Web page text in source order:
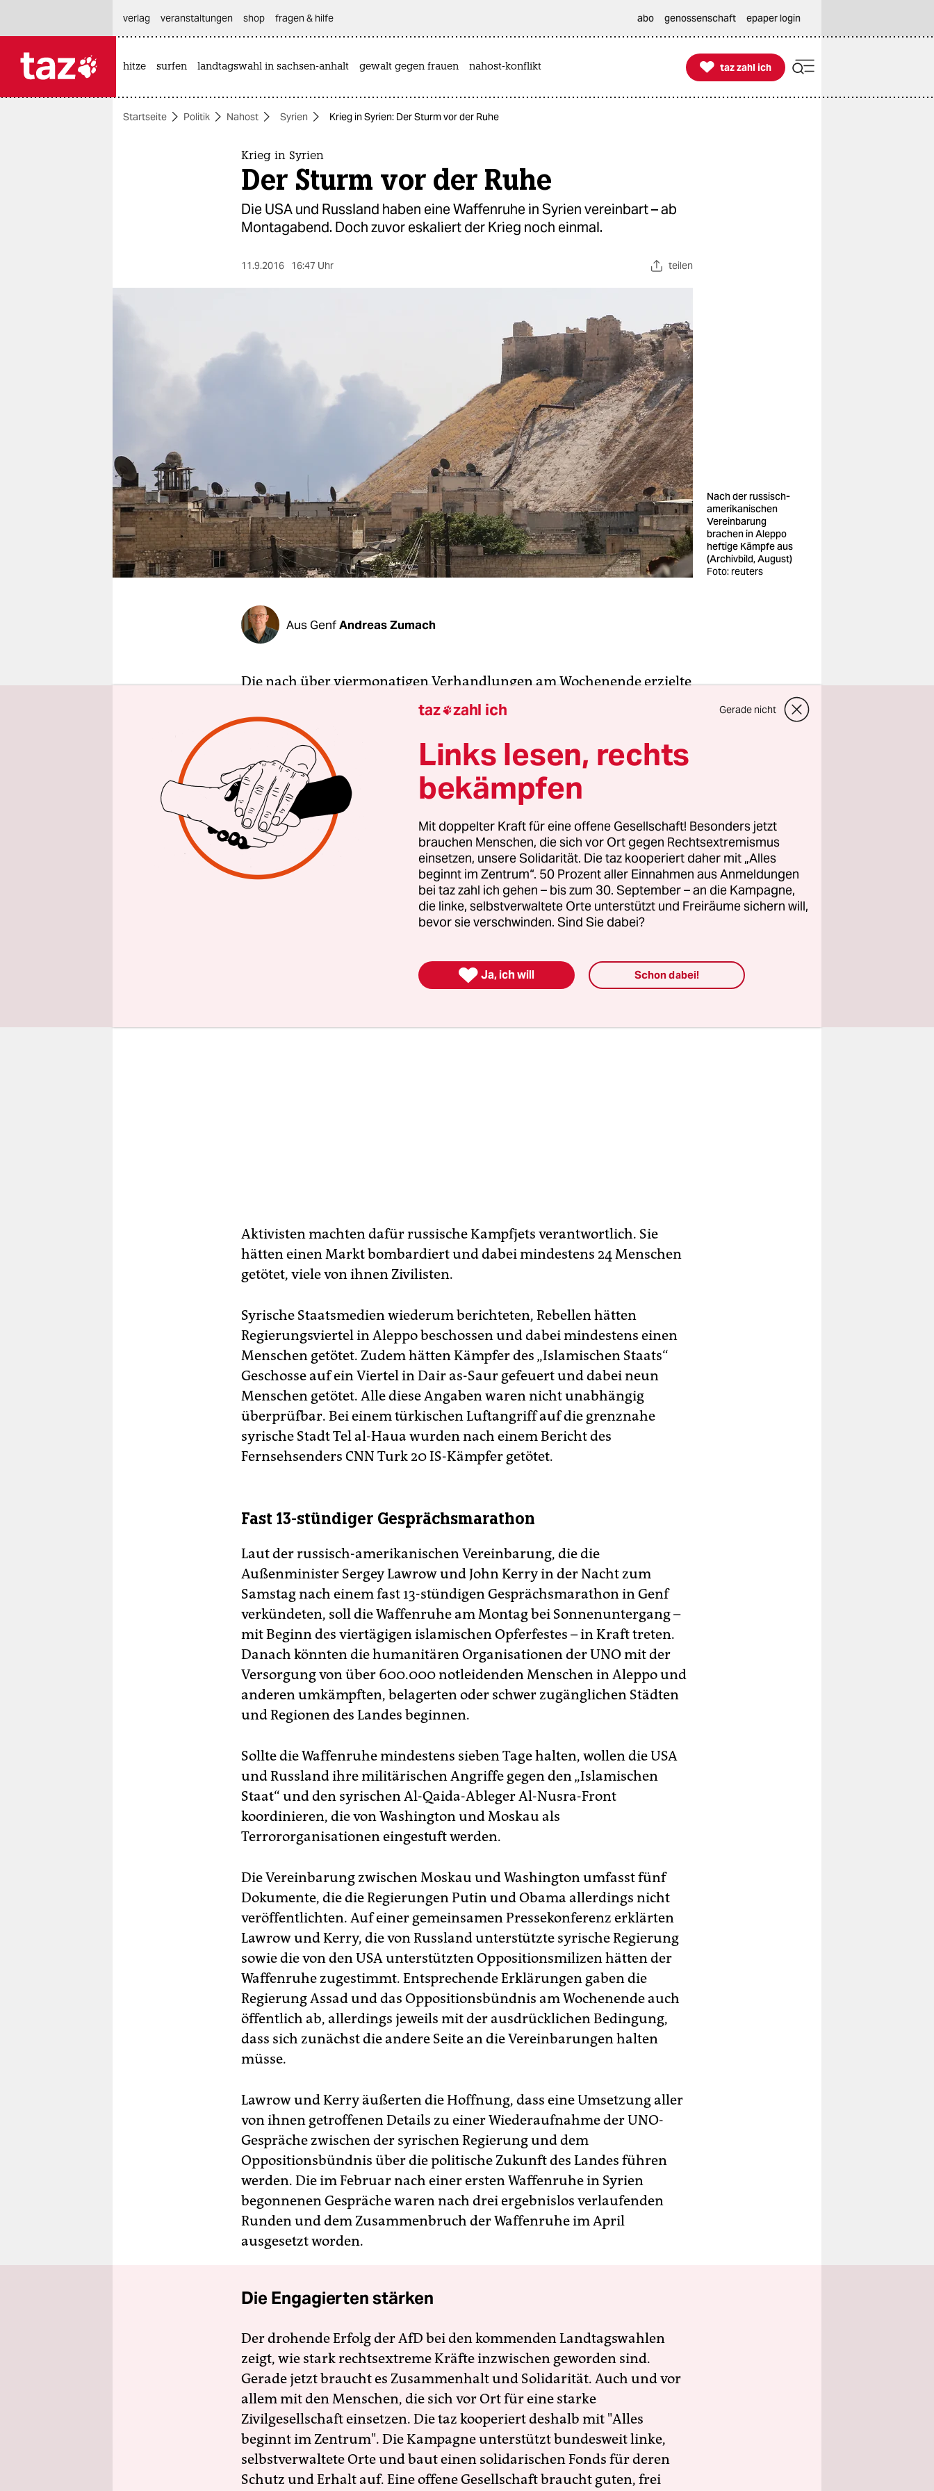
themen
veranstaltungen
shop
fragen & hilfe
unterstützen
abo
verlag
veranstaltungen shop fragen & hilfe abo genossenschaft epaper login
hitze surfen landtagswahl in sachsen-anhalt gewalt gegen frauen nahost-konflikt 
taz zahl ich
taz zahl ich
Startseite Politik Nahost Syrien Krieg in Syrien: Der Sturm vor der Ruhe
Krieg in Syrien
Der Sturm vor der Ruhe
Die USA und Russland haben eine Waffenruhe in Syrien vereinbart – ab
Montagabend. Doch zuvor eskaliert der Krieg noch einmal.
11.9.2016 16:47 Uhr teilen
Nach der russisch-
amerikanischen
Vereinbarung
brachen in Aleppo
heftige Kämpfe aus
(Archivbild, August)
Foto: reuters
Aus GenfAndreas Zumach
Die nach über viermonatigen Verhandlungen am Wochenende erzielte
Vereinbarung zwischen den USA und Russland über eine Waffenruhe
in Syrien ist weltweit mit Erleichterung und Hoffnung aufgenommen
worden. Am Montagabend soll der Waffenstillstand in Kraft treten.
Wegen zahlreicher Unwägbarkeiten und ungelöster Detailfragen ist
die Skepsis allerdings groß, zumal die Konfliktparteien ihre
Kriegshandlungen am Wochenendeeskalieren ließen, um noch
militärische Geländegewinne zu erringen. In Aleppo kam es nur
Stunden nach Bekanntgabe der russisch-amerikanischen
Vereinbarung zu heftigen Kämpfen zwischen syrischen
Regierungstruppen und Oppositionsmilizen mit mindestens 45 Toten.
Die schwersten Luftangriffe am Samstag ereigneten sich in der Stadt
Aktivisten machten dafür russische Kampfjets verantwortlich. Sie
hätten einen Markt bombardiert und dabei mindestens 24 Menschen
getötet, viele von ihnen Zivilisten.
Syrische Staatsmedien wiederum berichteten, Rebellen hätten
Regierungsviertel in Aleppo beschossen und dabei mindestens einen
Menschen getötet. Zudem hätten Kämpfer des „Islamischen Staats“
Geschosse auf ein Viertel in Dair as-Saur gefeuert und dabei neun
Menschen getötet. Alle diese Angaben waren nicht unabhängig
überprüfbar. Bei einem türkischen Luftangriff auf die grenznahe
syrische Stadt Tel al-Haua wurden nach einem Bericht des
Fernsehsenders CNN Turk 20 IS-Kämpfer getötet.
Fast 13-stündiger Gesprächsmarathon
Laut der russisch-amerikanischen Vereinbarung, die die
Außenminister Sergey Lawrow und John Kerry in der Nacht zum
Samstag nach einem fast 13-stündigen Gesprächsmarathon in Genf
verkündeten, soll die Waffenruhe am Montag bei Sonnenuntergang –
mit Beginn des viertägigen islamischen Opferfestes – in Kraft treten.
Danach könnten die humanitären Organisationen der UNO mit der
Versorgung von über 600.000 notleidenden Menschen in Aleppo und
anderen umkämpften, belagerten oder schwer zugänglichen Städten
und Regionen des Landes beginnen.
Sollte die Waffenruhe mindestens sieben Tage halten, wollen die USA
und Russland ihre militärischen Angriffe gegen den „Islamischen
Staat“ und den syrischen Al-Qaida-Ableger Al-Nusra-Front
koordinieren, die von Washington und Moskau als
Terrororganisationen eingestuft werden.
Die Vereinbarung zwischen Moskau und Washington umfasst fünf
Dokumente, die die Regierungen Putin und Obama allerdings nicht
veröffentlichten. Auf einer gemeinsamen Pressekonferenz erklärten
Lawrow und Kerry, die von Russland unterstützte syrische Regierung
sowie die von den USA unterstützten Oppositionsmilizen hätten der
Waffenruhe zugestimmt. Entsprechende Erklärungen gaben die
Regierung Assad und das Oppositionsbündnis am Wochenende auch
öffentlich ab, allerdings jeweils mit der ausdrücklichen Bedingung,
dass sich zunächst die andere Seite an die Vereinbarungen halten
müsse.
Lawrow und Kerry äußerten die Hoffnung, dass eine Umsetzung aller
von ihnen getroffenen Details zu einer Wiederaufnahme der UNO-
Gespräche zwischen der syrischen Regierung und dem
Oppositionsbündnis über die politische Zukunft des Landes führen
werden. Die im Februar nach einer ersten Waffenruhe in Syrien
begonnenen Gespräche waren nach drei ergebnislos verlaufenden
Runden und dem Zusammenbruch der Waffenruhe im April
ausgesetzt worden.
Die Engagierten stärken
Der drohende Erfolg der AfD bei den kommenden Landtagswahlen
zeigt, wie stark rechtsextreme Kräfte inzwischen geworden sind.
Gerade jetzt braucht es Zusammenhalt und Solidarität. Auch und vor
allem mit den Menschen, die sich vor Ort für eine starke
Zivilgesellschaft einsetzen. Die taz kooperiert deshalb mit "Alles
beginnt im Zentrum". Die Kampagne unterstützt bundesweit linke,
selbstverwaltete Orte und baut einen solidarischen Fonds für deren
Schutz und Erhalt auf. Eine offene Gesellschaft braucht guten, frei
taz zahl ich Gerade nicht
Links lesen, rechts
bekämpfen
Mit doppelter Kraft für eine offene Gesellschaft! Besonders jetzt
brauchen Menschen, die sich vor Ort gegen Rechtsextremismus
einsetzen, unsere Solidarität. Die taz kooperiert daher mit „Alles
beginnt im Zentrum“. 50 Prozent aller Einnahmen aus Anmeldungen
bei taz zahl ich gehen – bis zum 30. September – an die Kampagne,
die linke, selbstverwaltete Orte unterstützt und Freiräume sichern will,
bevor sie verschwinden. Sind Sie dabei?
 Ja, ich will Schon dabei!